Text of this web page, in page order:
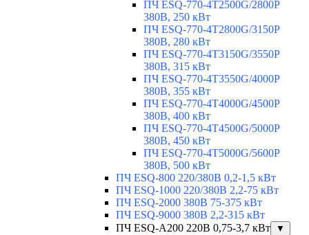
ПЧ ESQ-770-4T2500G/2800P
380В, 250 кВт
ПЧ ESQ-770-4T2800G/3150P
380В, 280 кВт
ПЧ ESQ-770-4T3150G/3550P
380В, 315 кВт
ПЧ ESQ-770-4T3550G/4000P
380В, 355 кВт
ПЧ ESQ-770-4T4000G/4500P
380В, 400 кВт
ПЧ ESQ-770-4T4500G/5000P
380В, 450 кВт
ПЧ ESQ-770-4T5000G/5600P
380В, 500 кВт
ПЧ ESQ-800 220/380В 0,2-1,5 кВт
ПЧ ESQ-1000 220/380В 2,2-75 кВт
ПЧ ESQ-2000 380В 75-375 кВт
ПЧ ESQ-9000 380В 2,2-315 кВт
ПЧ ESQ-A200 220В 0,75-3,7 кВт
▼